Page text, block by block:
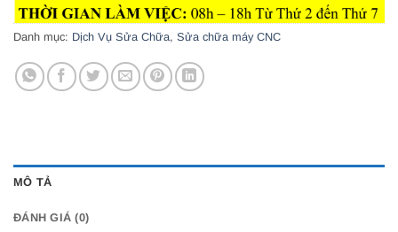
Danh mục: Dịch Vụ Sửa Chữa, Sửa chữa máy CNC
MÔ TẢ
ĐÁNH GIÁ (0)